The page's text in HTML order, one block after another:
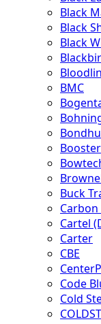
Black
Black
Black
BMC
Booster
Buck
Carbon
Cartel
Carter
CBE
Code
Cold